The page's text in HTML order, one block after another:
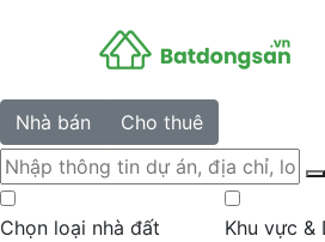
Nhà bán Cho thuê
Chọn loại nhà đất
Khu vực &